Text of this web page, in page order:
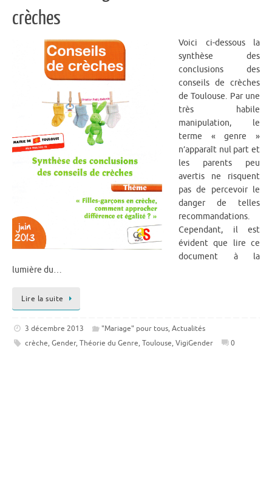
crèches
Voici ci-dessous la
synthèse des
conclusions des
conseils de crèches
de Toulouse. Par une
très habile
manipulation, le
terme « genre »
n’apparaît nul part et
les parents peu
avertis ne risquent
pas de percevoir le
danger de telles
recommandations.
Cependant, il est
évident que lire ce
document à la
lumière du…
Lire la suite
3 décembre 2013 "Mariage" pour tous,Actualités
crèche, Gender, Théorie du Genre, Toulouse, VigiGender 0